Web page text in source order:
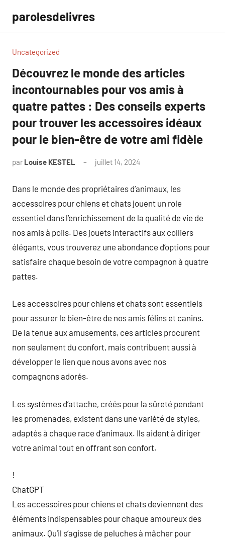
contenu
parolesdelivres
Uncategorized
Découvrez le monde des articles
incontournables pour vos amis à
quatre pattes : Des conseils experts
pour trouver les accessoires idéaux
pour le bien-être de votre ami fidèle
par Louise KESTEL juillet 14, 2024
Dans le monde des propriétaires d’animaux, les
accessoires pour chiens et chats jouent un role
essentiel dans l’enrichissement de la qualité de vie de
nos amis à poils. Des jouets interactifs aux colliers
élégants, vous trouverez une abondance d’options pour
satisfaire chaque besoin de votre compagnon à quatre
pattes.
Les accessoires pour chiens et chats sont essentiels
pour assurer le bien-être de nos amis félins et canins.
De la tenue aux amusements, ces articles procurent
non seulement du confort, mais contribuent aussi à
développer le lien que nous avons avec nos
compagnons adorés.
Les systèmes d’attache, créés pour la sûreté pendant
les promenades, existent dans une variété de styles,
adaptés à chaque race d’animaux. Ils aident à diriger
votre animal tout en offrant son confort.
!
ChatGPT
Les accessoires pour chiens et chats deviennent des
éléments indispensables pour chaque amoureux des
animaux. Qu’il s’agisse de peluches à mâcher pour